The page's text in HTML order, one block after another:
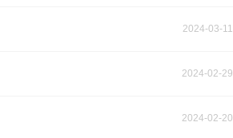
击 |
5595点
击 |
2024-03-11
6527点
击 |
2024-02-29
7337点
2024-02-20